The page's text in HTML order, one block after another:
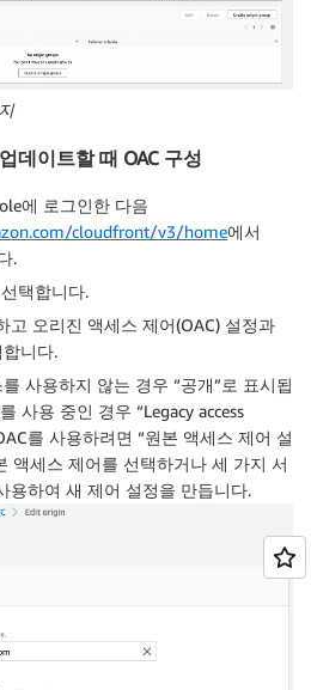
데이트할 때 OAC 구성
에 로그인한 다음
cloudfront/v3/home에서
.
택합니다.
고 오리진 액세스 제어(OAC) 설정과
니다.
사용하지 않는 경우 “공개”로 표시됩
사용 중인 경우 “Legacy access
를 사용하려면 “원본 액세스 제어 설
액세스 제어를 선택하거나 세 가지 서
용하여 새 제어 설정을 만듭니다.